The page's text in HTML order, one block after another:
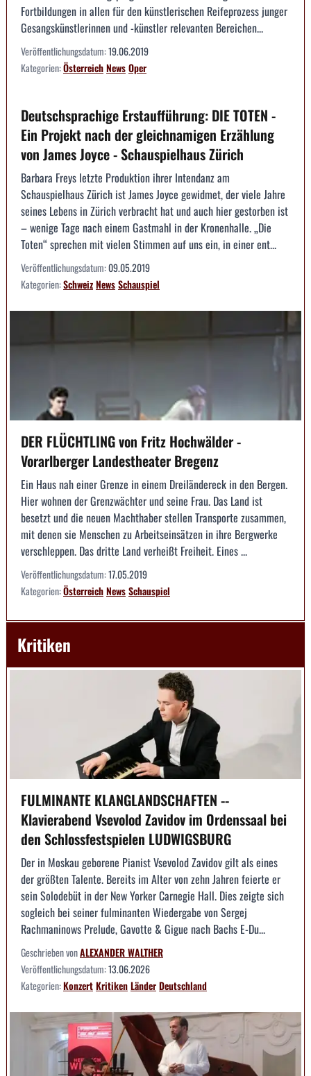
Fortbildungen in allen für den künstlerischen Reifeprozess junger
Gesangskünstlerinnen und -künstler relevanten Bereichen...
Veröffentlichungsdatum:19.06.2019
Kategorien:ÖsterreichNewsOper
Deutschsprachige Erstaufführung: DIE TOTEN -
Ein Projekt nach der gleichnamigen Erzählung
von James Joyce - Schauspielhaus Zürich
Barbara Freys letzte Produktion ihrer Intendanz am
Schauspielhaus Zürich ist James Joyce gewidmet, der viele Jahre
seines Lebens in Zürich verbracht hat und auch hier gestorben ist
– wenige Tage nach einem Gastmahl in der Kronenhalle. „Die
Toten“ sprechen mit vielen Stimmen auf uns ein, in einer ent...
Veröffentlichungsdatum:09.05.2019
Kategorien:SchweizNewsSchauspiel
DER FLÜCHTLING von Fritz Hochwälder -
Vorarlberger Landestheater Bregenz
Ein Haus nah einer Grenze in einem Dreiländereck in den Bergen.
Hier wohnen der Grenzwächter und seine Frau. Das Land ist
besetzt und die neuen Machthaber stellen Transporte zusammen,
mit denen sie Menschen zu Arbeitseinsätzen in ihre Bergwerke
verschleppen. Das dritte Land verheißt Freiheit. Eines ...
Veröffentlichungsdatum:17.05.2019
Kategorien:ÖsterreichNewsSchauspiel
Kritiken
FULMINANTE KLANGLANDSCHAFTEN --
Klavierabend Vsevolod Zavidov im Ordenssaal bei
den Schlossfestspielen LUDWIGSBURG
Der in Moskau geborene Pianist Vsevolod Zavidov gilt als eines
der größten Talente. Bereits im Alter von zehn Jahren feierte er
sein Solodebüt in der New Yorker Carnegie Hall. Dies zeigte sich
sogleich bei seiner fulminanten Wiedergabe von Sergej
Rachmaninows Prelude, Gavotte & Gigue nach Bachs E-Du...
Geschrieben vonALEXANDER WALTHER
Veröffentlichungsdatum:13.06.2026
Kategorien:KonzertKritikenLänderDeutschland